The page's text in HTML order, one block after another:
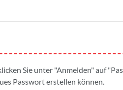
Sie unter "Anmelden" auf
Passwort erstellen können.